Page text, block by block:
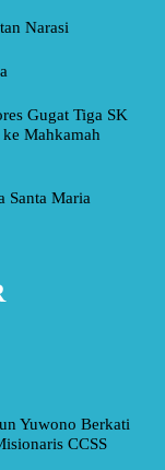
Narasi
Gugat Tiga SK
Mahkamah
Santa Maria
Yuwono Berkati
CCSS